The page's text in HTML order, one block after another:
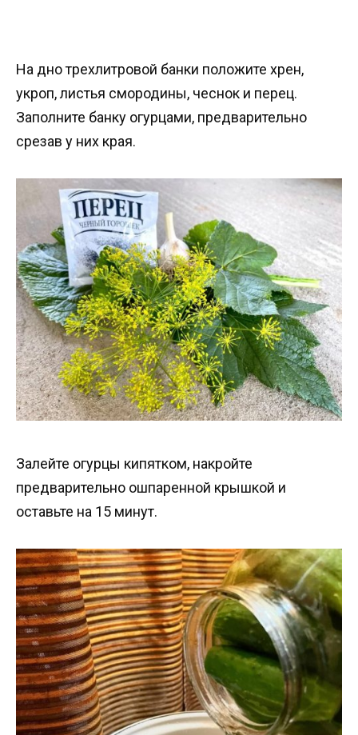
На дно трехлитровой банки положите хрен,
укроп, листья смородины, чеснок и перец.
Заполните банку огурцами, предварительно
срезав у них края.
Залейте огурцы кипятком, накройте
предварительно ошпаренной крышкой и
оставьте на 15 минут.